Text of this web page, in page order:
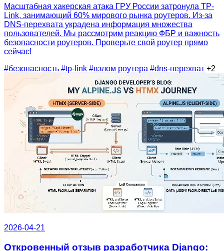
Масштабная хакерская атака ГРУ России затронула TP-
Link, занимающий 60% мирового рынка роутеров. Из-за
DNS-перехвата украдена информация множества
пользователей. Мы рассмотрим реакцию ФБР и важность
безопасности роутеров. Проверьте свой роутер прямо
сейчас!
#безопасность #tp-link #взлом роутера #dns-перехват +2
2026-04-21
Откровенный отзыв разработчика Django: